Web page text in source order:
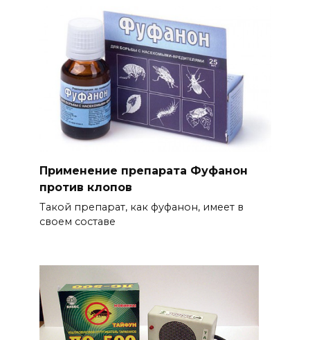
Применение препарата Фуфанон
против клопов
Такой препарат, как фуфанон, имеет в
своем составе